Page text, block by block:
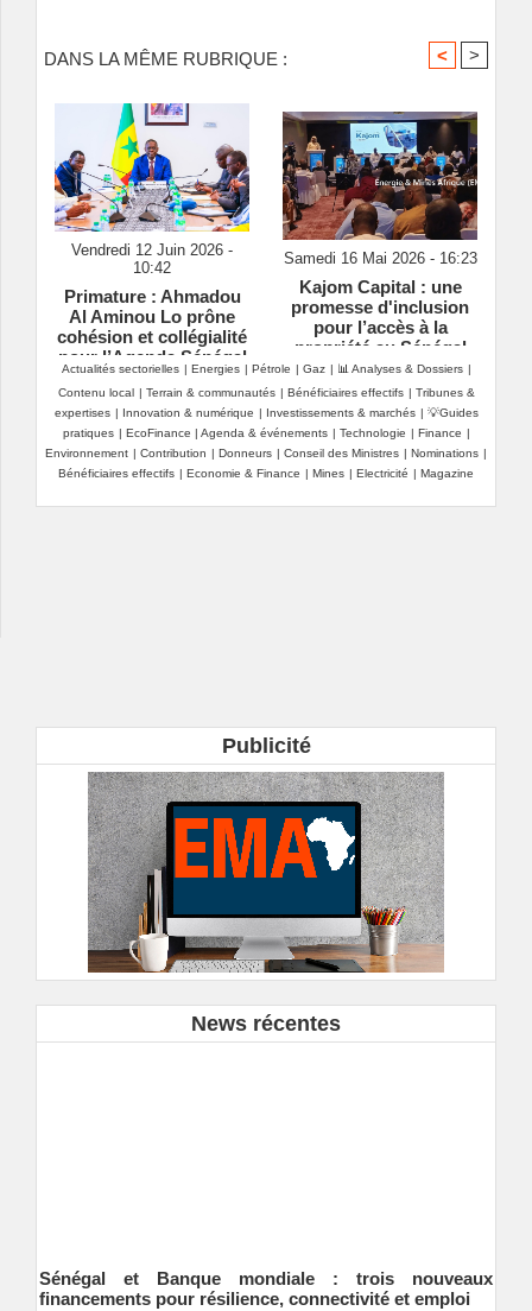
DANS LA MÊME RUBRIQUE : < >
Vendredi 12 Juin 2026 -
10:42
Primature : Ahmadou
Al Aminou Lo prône
cohésion et collégialité
pour l’Agenda Sénégal
2050
Samedi 16 Mai 2026 - 16:23
Kajom Capital : une
promesse d'inclusion
pour l’accès à la
propriété au Sénégal
Actualités sectorielles | Energies | Pétrole | Gaz | 📊 Analyses & Dossiers |
Contenu local | Terrain & communautés | Bénéficiaires effectifs | Tribunes &
expertises | Innovation & numérique | Investissements & marchés | 💡Guides
pratiques | EcoFinance | Agenda & événements | Technologie | Finance |
Environnement | Contribution | Donneurs | Conseil des Ministres | Nominations |
Bénéficiaires effectifs | Economie & Finance | Mines | Electricité | Magazine
Publicité
News récentes
Sénégal et Banque mondiale : trois nouveaux
financements pour résilience, connectivité et emploi